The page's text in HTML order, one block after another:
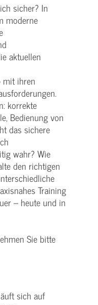
sicher? In
moderne
aktuellen
mit ihren
korrekte
Bedienung von
das sichere
wahr? Wie
den richtigen
Training
– heute und in
Sie bitte
sich auf